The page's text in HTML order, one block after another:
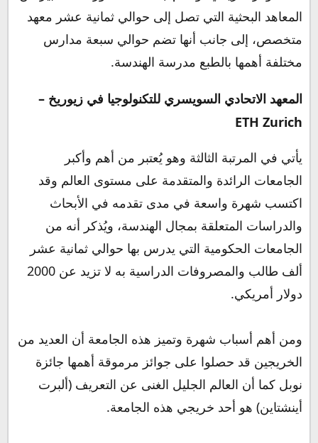
المعاهد البحثية التي تصل إلى حوالي ثمانية عشر معهد
متخصص، إلى جانب أنها تضم حوالي سبعة مدارس
مختلفة أهمها بالطبع مدرسة الهندسة.
المعهد الاتحادي السويسري للتكنولوجيا في زيوريخ –
ETH Zurich
يأتي في المرتبة الثالثة وهو يُعتبر من أهم وأكبر
الجامعات الرائدة والمتقدمة على مستوى العالم وقد
اكتسب شهرة واسعة في مدى تقدمه في الأبحاث
والدراسات المتعلقة بمجال الهندسة، ويُذكر أنه من
الجامعات الحكومية التي يدرس بها حوالي ثمانية عشر
ألف طالب والمصروفات الدراسية به لا تزيد عن 2000
دولار أمريكي.
ومن أهم أسباب شهرة وتميز هذه الجامعة أن العديد من
الخريجين قد حصلوا على جوائز مرموقة أهمها جائزة
نوبل كما أن العالم الجليل الغنى عن التعريف (ألبرت
أينشتاين) هو أحد خريجي هذه الجامعة.